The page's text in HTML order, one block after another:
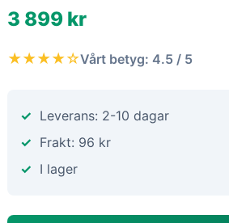
3 899 kr
★★★★☆Vårt betyg: 4.5 / 5
Leverans: 2-10 dagar
Frakt: 96 kr
I lager